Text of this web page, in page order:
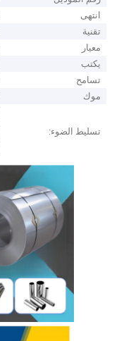
انتهى
تقنية
معيار
يكتب
تسامح
موك
تسليط الضوء: